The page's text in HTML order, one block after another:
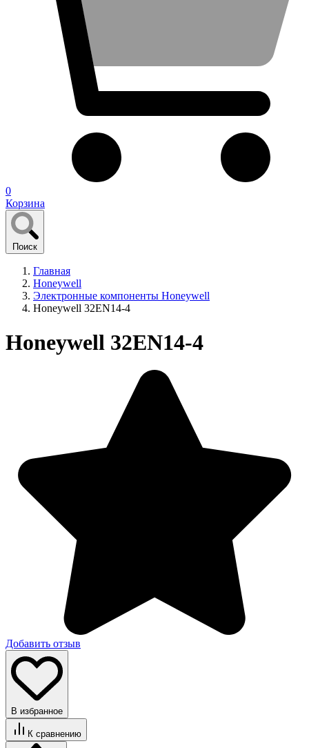
0
Корзина
Поиск
Главная
Honeywell
Электронные компоненты Honeywell
Honeywell 32EN14-4
Honeywell 32EN14-4
Добавить отзыв
В избранное
К сравнению